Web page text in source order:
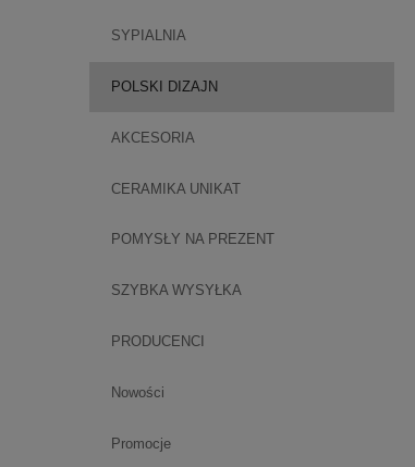
SYPIALNIA
POLSKI DIZAJN
AKCESORIA
CERAMIKA UNIKAT
POMYSŁY NA PREZENT
SZYBKA WYSYŁKA
PRODUCENCI
Nowości
Promocje